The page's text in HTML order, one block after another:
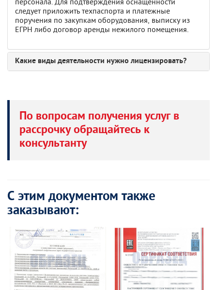
следует приложить техпаспорта и платежные
поручения по закупкам оборудования, выписку из
ЕГРН либо договор аренды нежилого помещения.
Какие виды деятельности нужно лицензировать?
По вопросам получения услуг в
рассрочку обращайтесь к
консультанту
С этим документом также
заказывают: